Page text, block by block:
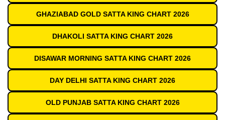
GHAZIABAD GOLD SATTA KING CHART 2026
DHAKOLI SATTA KING CHART 2026
DISAWAR MORNING SATTA KING CHART 2026
DAY DELHI SATTA KING CHART 2026
OLD PUNJAB SATTA KING CHART 2026